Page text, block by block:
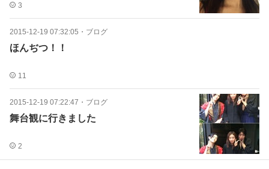
3
2015-12-19 07:32:05 ・ ブログ
ほんぢつ！！
11
2015-12-19 07:22:47 ・ ブログ
舞台観に行きました
2